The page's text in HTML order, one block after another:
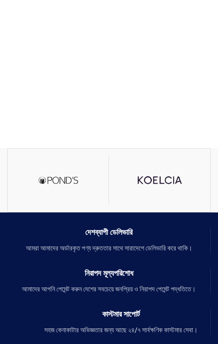
দেশব্যাপী ডেলিভারি
আমরা আমাদের অর্ডারকৃত পণ্য দ্রুততার সাথে সারাদেশে ডেলিভারি করে থাকি।
নিরাপদ মূল্যপরিশোধ
আমাদের আপনি পেমেন্ট করুন দেশের সবচেয়ে জনপ্রিয় ও নিরাপদ পেমেন্ট পদ্ধতিতে।
কাস্টমার সাপোর্ট
সহজ কেনাকাটার অভিজ্ঞতার জন্য আছে ২৪/৭ সার্বক্ষণিক কাস্টমার সেবা।